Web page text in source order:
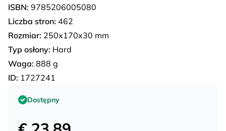
ISBN: 9785206005080
Liczba stron: 462
Rozmiar: 250х170х30 mm
Typ osłony: Hard
Waga: 888 g
ID: 1727241
Dostępny